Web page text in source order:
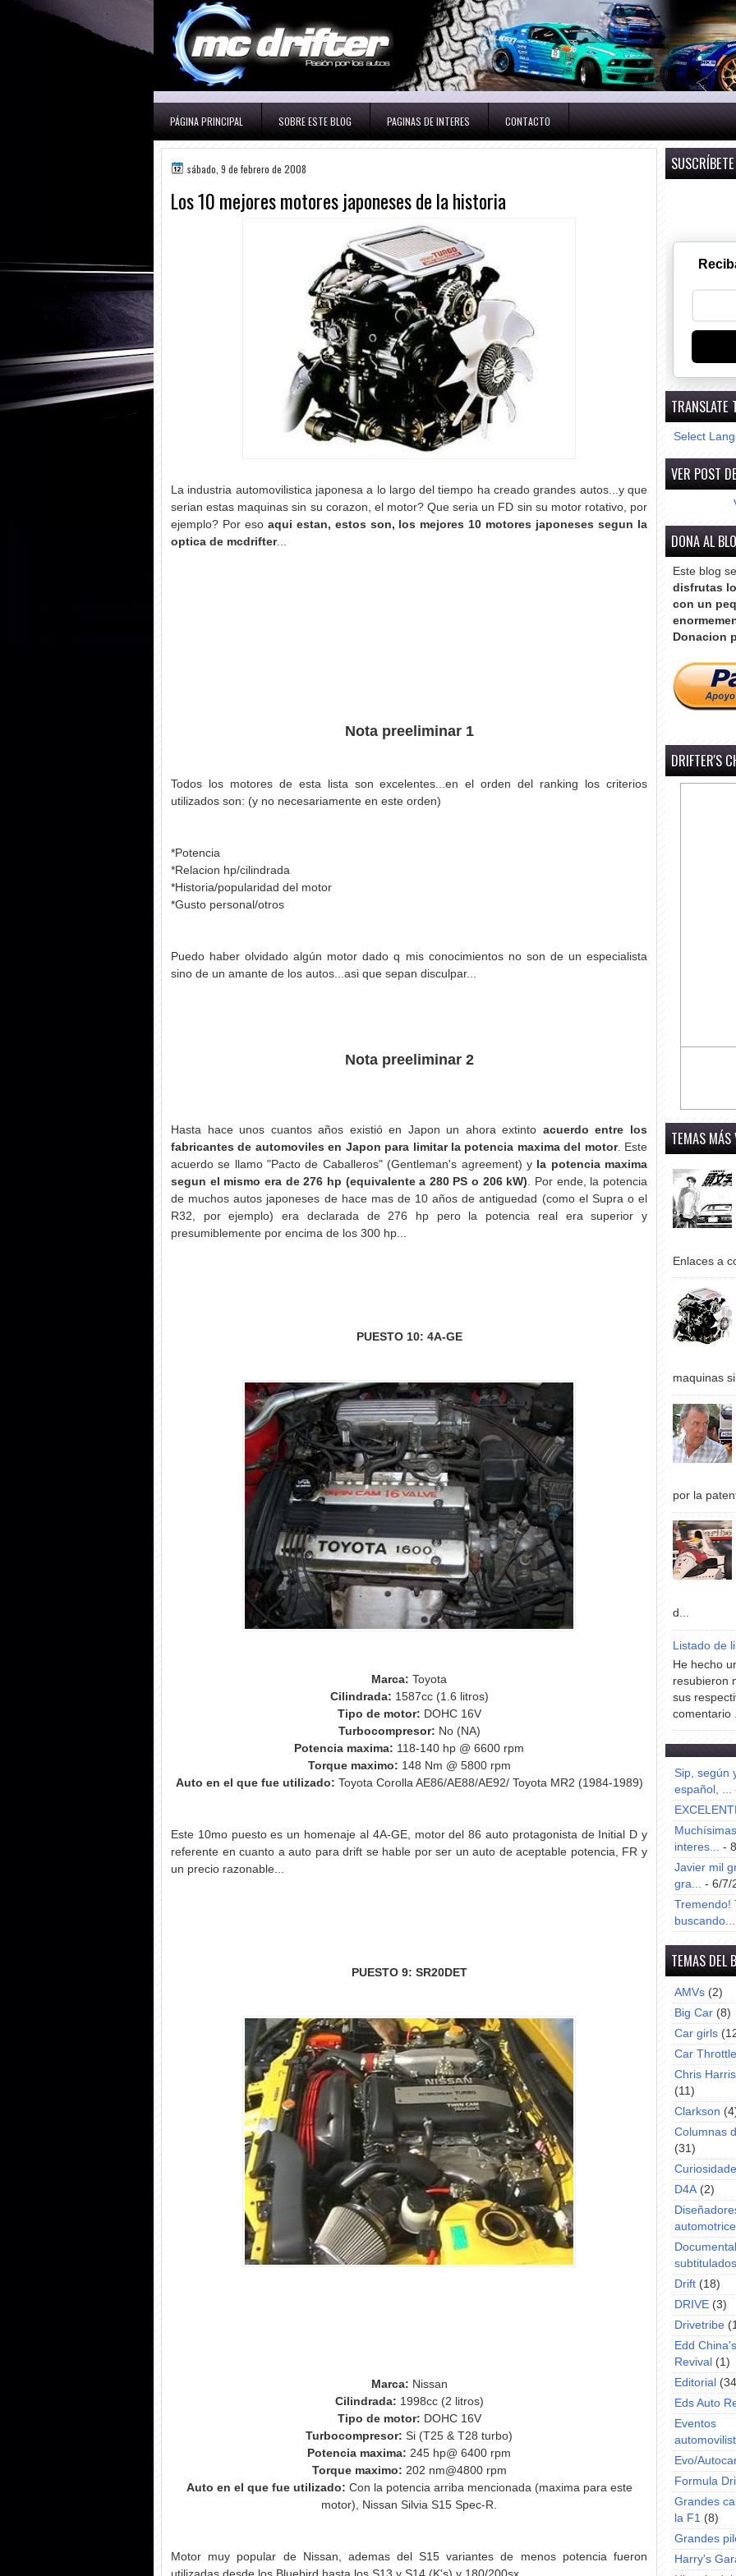
PÁGINA PRINCIPAL SOBRE ESTE BLOG PAGINAS DE INTERES CONTACTO
sábado, 9 de febrero de 2008
Los 10 mejores motores japoneses de la historia
La industria automovilistica japonesa a lo largo del tiempo ha creado grandes autos...y que
serian estas maquinas sin su corazon, el motor? Que seria un FD sin su motor rotativo, por
ejemplo? Por eso aqui estan, estos son, los mejores 10 motores japoneses segun la
optica de mcdrifter...
Nota preeliminar 1
Todos los motores de esta lista son excelentes...en el orden del ranking los criterios
utilizados son: (y no necesariamente en este orden)
*Potencia
*Relacion hp/cilindrada
*Historia/popularidad del motor
*Gusto personal/otros
Puedo haber olvidado algún motor dado q mis conocimientos no son de un especialista
sino de un amante de los autos...asi que sepan disculpar...
Nota preeliminar 2
Hasta hace unos cuantos años existió en Japon un ahora extinto acuerdo entre los
fabricantes de automoviles en Japon para limitar la potencia maxima del motor. Este
acuerdo se llamo "Pacto de Caballeros" (Gentleman's agreement) y la potencia maxima
segun el mismo era de 276 hp (equivalente a 280 PS o 206 kW) . Por ende, la potencia
de muchos autos japoneses de hace mas de 10 años de antiguedad (como el Supra o el
R32, por ejemplo) era declarada de 276 hp pero la potencia real era superior y
presumiblemente por encima de los 300 hp...
PUESTO 10: 4A-GE
Marca: Toyota
Cilindrada: 1587cc (1.6 litros)
Tipo de motor: DOHC 16V
Turbocompresor: No (NA)
Potencia maxima: 118-140 hp @ 6600 rpm
Torque maximo: 148 Nm @ 5800 rpm
Auto en el que fue utilizado: Toyota Corolla AE86/AE88/AE92/ Toyota MR2 (1984-1989)
Este 10mo puesto es un homenaje al 4A-GE, motor del 86 auto protagonista de Initial D y
referente en cuanto a auto para drift se hable por ser un auto de aceptable potencia, FR y
un precio razonable...
PUESTO 9: SR20DET
Marca: Nissan
Cilindrada: 1998cc (2 litros)
Tipo de motor: DOHC 16V
Turbocompresor: Si (T25 & T28 turbo)
Potencia maxima: 245 hp@ 6400 rpm
Torque maximo: 202 nm@4800 rpm
Auto en el que fue utilizado: Con la potencia arriba mencionada (maxima para este
motor), Nissan Silvia S15 Spec-R.
Motor muy popular de Nissan, ademas del S15 variantes de menos potencia fueron
TRANSLATE
Select
VER POST
DONA AL
Este blog
disfrutas
con un
Donacion
DRIFTER'S
TEMAS MÁS
Enlaces a
maquinas
por la
d...
Listado de
He hecho
resubieron
sus
comentario
Sip, según
español, ...
interes... -
Javier mil
gra... - 6/7/
Tremendo!
buscando...
TEMAS DEL
AMVs (2)
Big Car (8)
Car girls
Car Throttle
Chris
(11)
Clarkson
Columnas
(31)
D4A (2)
subtitulados
Drift (18)
DRIVE (3)
Drivetribe
Edd
Revival (1)
Editorial
Eds Auto
Eventos
Evo/
Formula
Grandes
la F1 (8)
Grandes
Harry's